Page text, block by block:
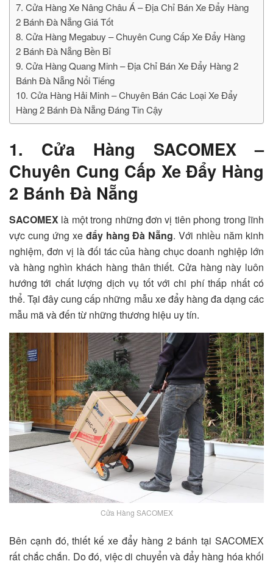
7. Cửa Hàng Xe Nâng Châu Á – Địa Chỉ Bán Xe Đẩy Hàng
2 Bánh Đà Nẵng Giá Tốt
8. Cửa Hàng Megabuy – Chuyên Cung Cấp Xe Đẩy Hàng
2 Bánh Đà Nẵng Bền Bỉ
9. Cửa Hàng Quang Minh – Địa Chỉ Bán Xe Đẩy Hàng 2
Bánh Đà Nẵng Nổi Tiếng
10. Cửa Hàng Hải Minh – Chuyên Bán Các Loại Xe Đẩy
Hàng 2 Bánh Đà Nẵng Đáng Tin Cậy
1. Cửa Hàng SACOMEX –
Chuyên Cung Cấp Xe Đẩy Hàng
2 Bánh Đà Nẵng
SACOMEX là một trong những đơn vị tiên phong trong lĩnh
vực cung ứng xe đẩy hàng Đà Nẵng. Với nhiều năm kinh
nghiệm, đơn vị là đối tác của hàng chục doanh nghiệp lớn
và hàng nghìn khách hàng thân thiết. Cửa hàng này luôn
hướng tới chất lượng dịch vụ tốt với chi phí thấp nhất có
thể. Tại đây cung cấp những mẫu xe đẩy hàng đa dạng các
mẫu mã và đến từ những thương hiệu uy tín.
Cửa Hàng SACOMEX
Bên cạnh đó, thiết kế xe đẩy hàng 2 bánh tại SACOMEX
rất chắc chắn. Do đó, việc di chuyển và đẩy hàng hóa khối